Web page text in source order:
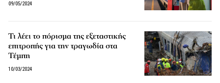
09/05/2024
Τι λέει το πόρισμα της εξεταστικής
επιτροπής για την τραγωδία στα
Τέμπη
10/03/2024